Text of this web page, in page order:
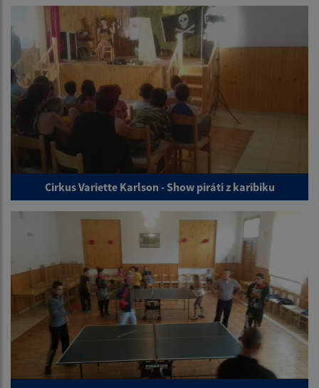
Cirkus Variette Karlson - Show piráti z karibiku